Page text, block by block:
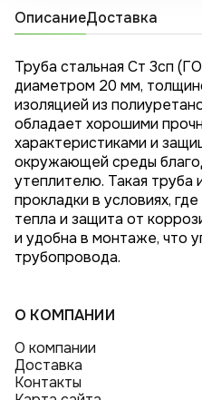
ОписаниеДоставка
Труба стальная Ст 3сп
диаметром 20 мм,
изоляцией из
обладает хорошими
характеристиками и
окружающей среды
утеплителю. Такая труба
прокладки в условиях,
тепла и защита от
и удобна в монтаже, что
трубопровода.
О КОМПАНИИ
О компании
Доставка
Контакты